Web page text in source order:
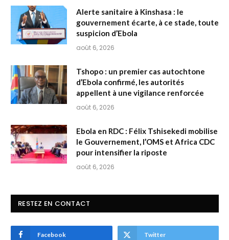
Alerte sanitaire à Kinshasa : le
gouvernement écarte, à ce stade, toute
suspicion d’Ebola
août 6, 2026
Tshopo : un premier cas autochtone
d’Ebola confirmé, les autorités
appellent à une vigilance renforcée
août 6, 2026
Ebola en RDC : Félix Tshisekedi mobilise
le Gouvernement, l’OMS et Africa CDC
pour intensifier la riposte
août 6, 2026
RESTEZ EN CONTACT
Facebook Twitter